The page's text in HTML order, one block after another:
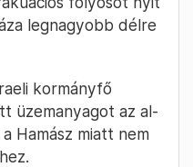
legnagyobb délre
kormányfő
üzemanyagot az al-
Hamász miatt nem